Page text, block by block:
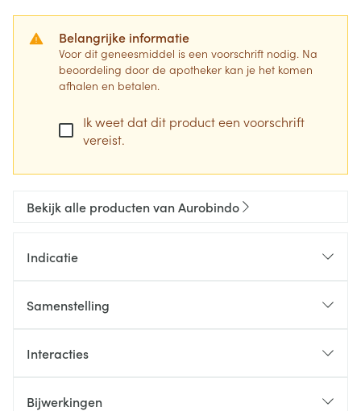
Belangrijke informatie
Voor dit geneesmiddel is een voorschrift nodig. Na
beoordeling door de apotheker kan je het komen
afhalen en betalen.
Ik weet dat dit product een voorschrift
vereist.
Bekijk alle producten van Aurobindo
Indicatie
Samenstelling
Interacties
Bijwerkingen